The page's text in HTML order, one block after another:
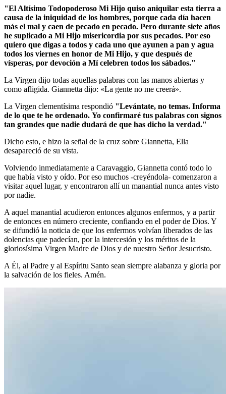
"El Altísimo Todopoderoso Mi Hijo quiso aniquilar esta tierra a
causa de la iniquidad de los hombres, porque cada día hacen
más el mal y caen de pecado en pecado. Pero durante siete años
he suplicado a Mi Hijo misericordia por sus pecados. Por eso
quiero que digas a todos y cada uno que ayunen a pan y agua
todos los viernes en honor de Mi Hijo, y que después de
vísperas, por devoción a Mí celebren todos los sábados."
La Virgen dijo todas aquellas palabras con las manos abiertas y
como afligida. Giannetta dijo: «La gente no me creerá».
La Virgen clementísima respondió "Levántate, no temas. Informa
de lo que te he ordenado. Yo confirmaré tus palabras con signos
tan grandes que nadie dudará de que has dicho la verdad."
Dicho esto, e hizo la señal de la cruz sobre Giannetta, Ella
desapareció de su vista.
Volviendo inmediatamente a Caravaggio, Giannetta contó todo lo
que había visto y oído. Por eso muchos -creyéndola- comenzaron a
visitar aquel lugar, y encontraron allí un manantial nunca antes visto
por nadie.
A aquel manantial acudieron entonces algunos enfermos, y a partir
de entonces en número creciente, confiando en el poder de Dios. Y
se difundió la noticia de que los enfermos volvían liberados de las
dolencias que padecían, por la intercesión y los méritos de la
gloriosísima Virgen Madre de Dios y de nuestro Señor Jesucristo.
A Él, al Padre y al Espíritu Santo sean siempre alabanza y gloria por
la salvación de los fieles. Amén.